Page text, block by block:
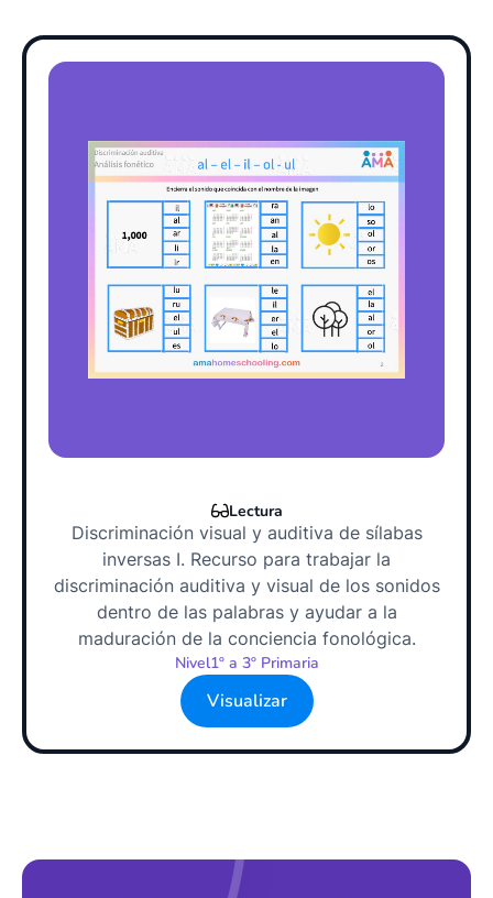
Lectura
Discriminación visual y auditiva de sílabas
inversas I. Recurso para trabajar la
discriminación auditiva y visual de los sonidos
dentro de las palabras y ayudar a la
maduración de la conciencia fonológica.
Nivel1º a 3º Primaria
Visualizar